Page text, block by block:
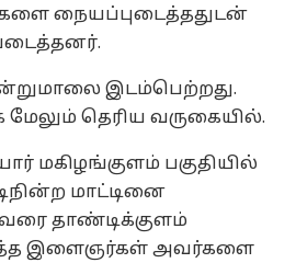
நையப்புடைத்ததுடன்
இடம்பெற்றது.
தெரிய வருகையில்.
மகிழங்குளம் பகுதியில்
மாட்டினை
தாண்டிக்குளம்
இளைஞர்கள் அவர்களை